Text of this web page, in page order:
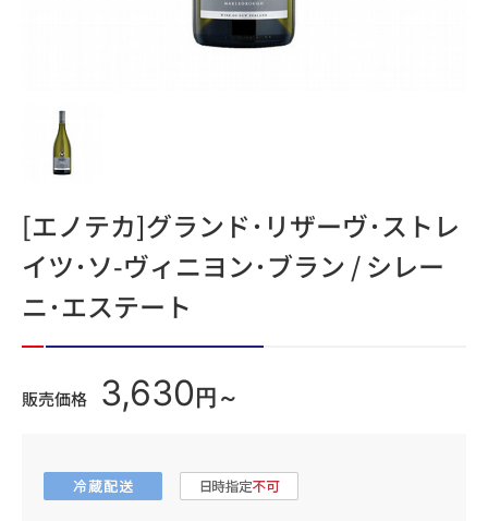
[エノテカ]グランド･リザーヴ･ストレ
イツ･ソ-ヴィニヨン･ブラン / シレー
ニ･エステート
販売価格 3,630 円～